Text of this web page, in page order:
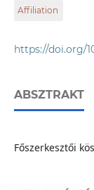
Affiliation
https://doi.org/
ABSZTRAKT
Főszerkesztői